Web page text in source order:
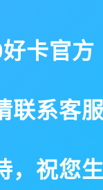
卡官方
系客
祝您生